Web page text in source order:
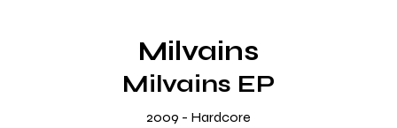
Milvains
Milvains EP
2009 - Hardcore